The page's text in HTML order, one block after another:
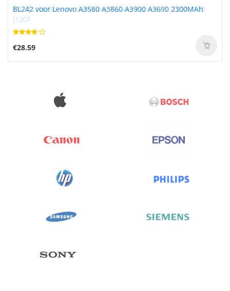
BL242 voor Lenovo A3580 A3860 A3900 A3690 2300MAh
€28.59